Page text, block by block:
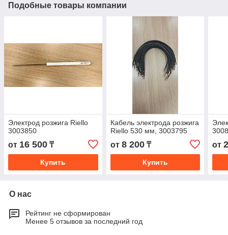
Подобные товары компании
Электрод розжига Riello
3003850
от 16 500 ₸
Купить
Кабель электрода розжига
Riello 530 мм, 3003795
от 8 200₸
Купить
от
О нас
Рейтинг не сформирован
Менее 5 отзывов за последний год